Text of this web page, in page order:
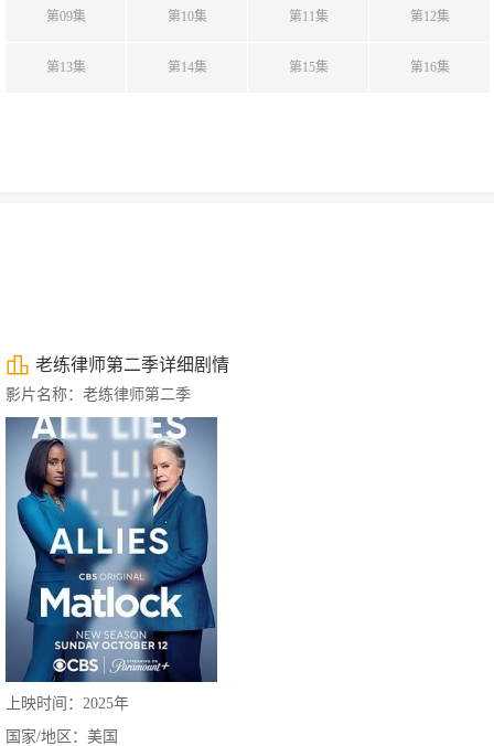
第09集 第10集 第11集 第12集
第13集 第14集 第15集 第16集
老练律师第二季详细剧情
影片名称：老练律师第二季
上映时间：2025年
国家/地区：美国